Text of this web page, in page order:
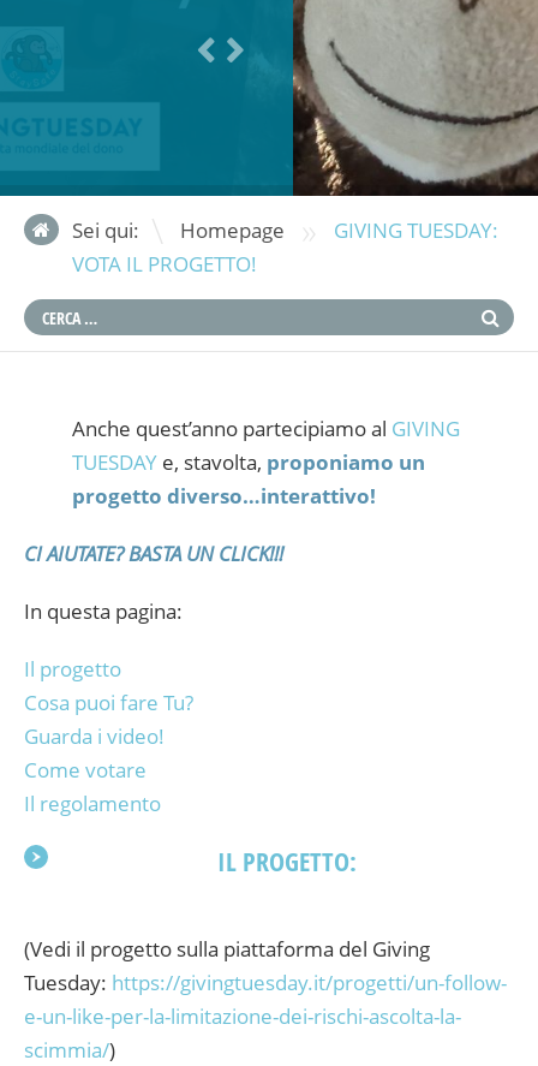
Sei qui: Homepage »
GIVING TUESDAY:
VOTA IL PROGETTO!
Anche quest’anno partecipiamo al GIVING
TUESDAY e, stavolta, proponiamo un
progetto diverso…interattivo!
CI AIUTATE? BASTA UN CLICK!!!
In questa pagina:
Il progetto
Cosa puoi fare Tu?
Guarda i video!
Come votare
Il regolamento
IL PROGETTO:
(Vedi il progetto sulla piattaforma del Giving
Tuesday: https://givingtuesday.it/progetti/un-follow-
e-un-like-per-la-limitazione-dei-rischi-ascolta-la-
scimmia/)